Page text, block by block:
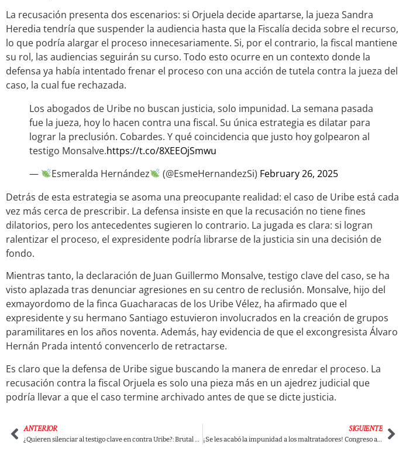
La recusación presenta dos escenarios: si Orjuela decide apartarse, la jueza Sandra
Heredia tendría que suspender la audiencia hasta que la Fiscalía decida sobre el recurso,
lo que podría alargar el proceso innecesariamente. Si, por el contrario, la fiscal mantiene
su rol, las audiencias seguirán su curso. Todo esto ocurre en un contexto donde la
defensa ya había intentado frenar el proceso con una acción de tutela contra la jueza del
caso, la cual fue rechazada.
Los abogados de Uribe no buscan justicia, solo impunidad. La semana pasada
fue la jueza, hoy lo hacen contra una fiscal. Su única estrategia es dilatar para
lograr la preclusión. Cobardes. Y qué coincidencia que justo hoy golpearon al
testigo Monsalve.https://t.co/8XEEOjSmwu
—
Esmeralda Hernández (@EsmeHernandezSi) February 26, 2025
Detrás de esta estrategia se asoma una preocupante realidad: el caso de Uribe está cada
vez más cerca de prescribir. La defensa insiste en que la recusación no tiene fines
dilatorios, pero los antecedentes sugieren lo contrario. La jugada es clara: si logran
ralentizar el proceso, el expresidente podría librarse de la justicia sin una decisión de
fondo.
Mientras tanto, la declaración de Juan Guillermo Monsalve, testigo clave del caso, se ha
visto aplazada tras denunciar agresiones en su centro de reclusión. Monsalve, hijo del
exmayordomo de la finca Guacharacas de los Uribe Vélez, ha afirmado que el
expresidente y su hermano Santiago estuvieron involucrados en la creación de grupos
paramilitares en los años noventa. Además, hay evidencia de que el excongresista Álvaro
Hernán Prada intentó convencerlo de retractarse.
Es claro que la defensa de Uribe sigue buscando la manera de enredar el proceso. La
recusación contra la fiscal Orjuela es solo una pieza más en un ajedrez judicial que
podría llevar a que el caso termine archivado antes de que se dicte justicia.
ANTERIOR
¿Quieren silenciar al testigo clave en contra Uribe?: Brutal agresión a Juan Guillermo Monsalve en su celda un día antes de declarar
SIGUIENTE
¡Se les acabó la impunidad a los maltratadores! Congreso aprueba por unanimidad la Ley Ángel, que endurece las sanciones contra el maltrato animal